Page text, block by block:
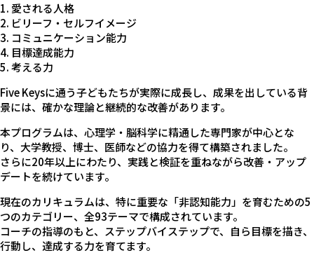
1. 愛される人格
2. ビリーフ・セルフイメージ
3. コミュニケーション能力
4. 目標達成能力
5. 考える力
Five Keysに通う子どもたちが実際に成長し、成果を出している背
景には、確かな理論と継続的な改善があります。
本プログラムは、心理学・脳科学に精通した専門家が中心とな
り、大学教授、博士、医師などの協力を得て構築されました。
さらに20年以上にわたり、実践と検証を重ねながら改善・アップ
デートを続けています。
現在のカリキュラムは、特に重要な「非認知能力」を育むための5
つのカテゴリー、全93テーマで構成されています。
コーチの指導のもと、ステップバイステップで、自ら目標を描き、
行動し、達成する力を育てます。